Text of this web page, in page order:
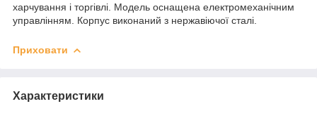
харчування і торгівлі. Модель оснащена електромеханічним
управлінням. Корпус виконаний з нержавіючої сталі.
Приховати
Характеристики